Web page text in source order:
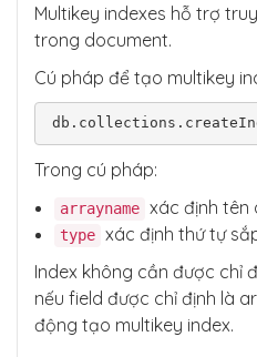
Multikey indexes hỗ trợ
trong document.
Cú pháp để tạo multikey
Trong cú pháp:
arrayname xác định tên
type xác định thứ tự
Index không cần được chỉ
nếu field được chỉ định là
động tạo multikey index.